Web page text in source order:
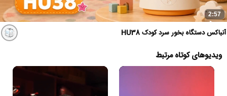
2:57
آنباکس دستگاه بخور سرد کودک HU38
ویدیوهای کوتاه مرتبط